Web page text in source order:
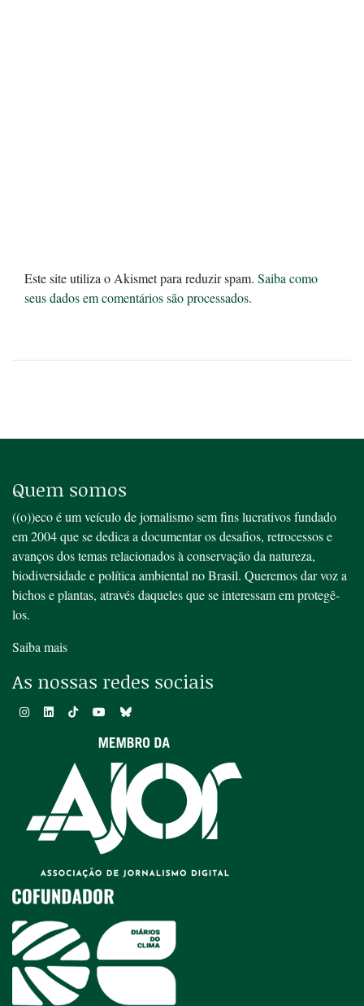
Este site utiliza o Akismet para reduzir spam. Saiba como
seus dados em comentários são processados.
Quem somos
((o))eco é um veículo de jornalismo sem fins lucrativos fundado
em 2004 que se dedica a documentar os desafios, retrocessos e
avanços dos temas relacionados à conservação da natureza,
biodiversidade e política ambiental no Brasil. Queremos dar voz a
bichos e plantas, através daqueles que se interessam em protegê-
los.
Saiba mais
As nossas redes sociais